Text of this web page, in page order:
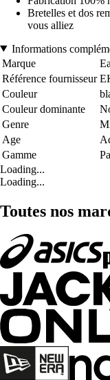
Bretelles et dos
vous alliez
Informations
Marque
Référence fournisseur
Couleur
Couleur dominante
Genre
Age
Gamme
Loading...
Loading...
Toutes nos